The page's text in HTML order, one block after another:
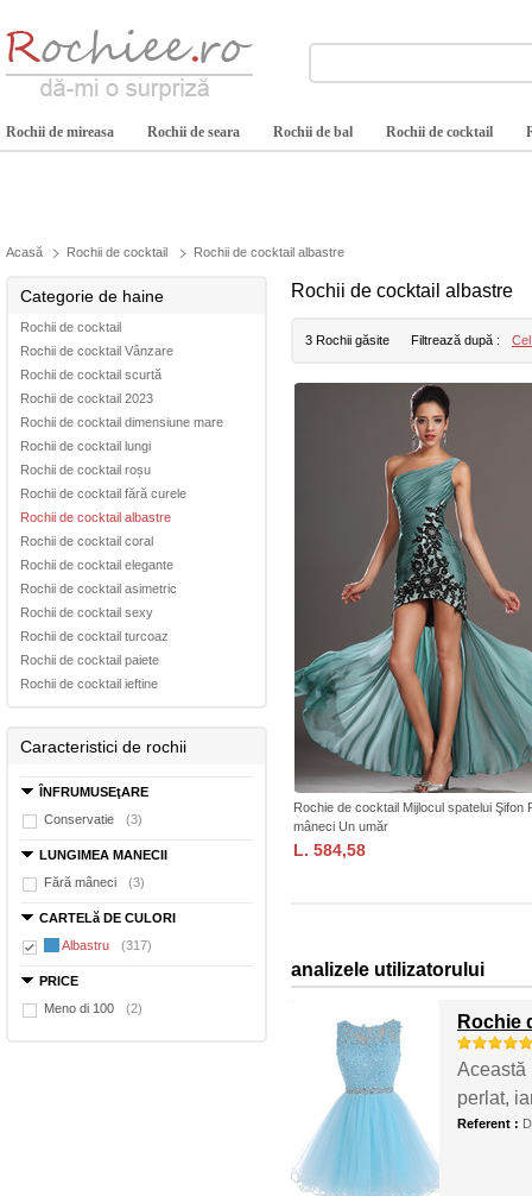
Rochii de mireasa Rochii de seara Rochii de bal Rochii de cocktail
Acasă Rochii de cocktail Rochii de cocktail albastre
Categorie de haine
Rochii de cocktail
Rochii de cocktail Vânzare
Rochii de cocktail scurtă
Rochii de cocktail 2023
Rochii de cocktail dimensiune mare
Rochii de cocktail lungi
Rochii de cocktail roșu
Rochii de cocktail fără curele
Rochii de cocktail albastre
Rochii de cocktail coral
Rochii de cocktail elegante
Rochii de cocktail asimetric
Rochii de cocktail sexy
Rochii de cocktail turcoaz
Rochii de cocktail paiete
Rochii de cocktail ieftine
Caracteristici de rochii
ÎNFRUMUSEţARE
Conservatie
(3)
LUNGIMEA MANECII
Fără mâneci
(3)
CARTELă DE CULORI
Albastru
(317)
PRICE
Meno di 100
(2)
Rochii de cocktail albastre
3 Rochii găsite Filtrează după :
Rochie de cocktail Mijlocul spatelui Şifon
mâneci Un umăr
L. 584,58
analizele utilizatorului
Rochie
Această
perlat,
Referent :